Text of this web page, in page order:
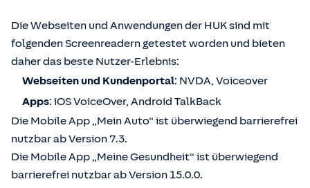
Die Webseiten und Anwendungen der HUK sind mit
folgenden Screenreadern getestet worden und bieten
daher das beste Nutzer-Erlebnis:
Webseiten und Kundenportal: NVDA, Voiceover
Apps: iOS VoiceOver, Android TalkBack
Die Mobile App „Mein Auto“ ist überwiegend barrierefrei
nutzbar ab Version 7.3.
Die Mobile App „Meine Gesundheit“ ist überwiegend
barrierefrei nutzbar ab Version 15.0.0.